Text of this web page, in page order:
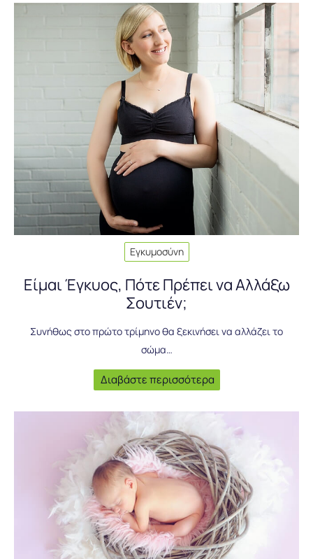
Εγκυμοσύνη
Είμαι Έγκυος, Πότε Πρέπει να Αλλάξω
Σουτιέν;
Συνήθως στο πρώτο τρίμηνο θα ξεκινήσει να αλλάζει το
σώμα…
Διαβάστε περισσότερα